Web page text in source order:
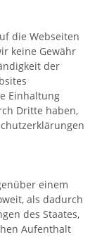
die Webseiten
keine Gewähr
der
Einhaltung
Dritte haben,
einem
als dadurch
des Staates,
Aufenthalt